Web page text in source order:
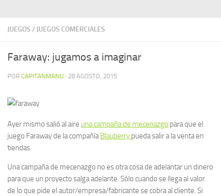
JUEGOS / JUEGOS COMERCIALES
Faraway: jugamos a imaginar
POR CAPITANMANU · 28 AGOSTO, 2015
Ayer mismo salió al aire una campaña de mecenazgo para que el
juego Faraway de la compañíaBlauberry pueda salir a la venta en
tiendas.
Una campaña de mecenazgo no es otra cosa de adelantar un dinero
para que un proyecto salga adelante. Sólo cuando se llega al valor
de lo que pide el autor/empresa/fabricante se cobra al cliente. Si